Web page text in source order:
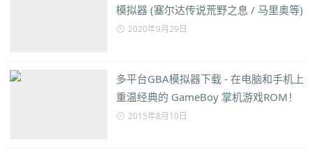
模拟器 (塞尔达传说荒野之息 / 马里奥等)
2020年9月29日
多平台GBA模拟器下载 - 在电脑和手机上
重温经典的 GameBoy 掌机游戏ROM！
2015年8月10日